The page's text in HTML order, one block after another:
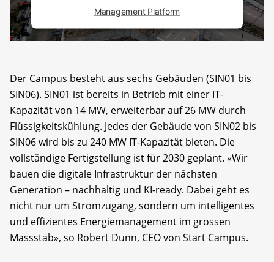
Management Platform
Der Campus besteht aus sechs Gebäuden (SIN01 bis
SIN06). SIN01 ist bereits in Betrieb mit einer IT-
Kapazität von 14 MW, erweiterbar auf 26 MW durch
Flüssigkeitskühlung. Jedes der Gebäude von SIN02 bis
SIN06 wird bis zu 240 MW IT-Kapazität bieten. Die
vollständige Fertigstellung ist für 2030 geplant. «Wir
bauen die digitale Infrastruktur der nächsten
Generation – nachhaltig und KI-ready. Dabei geht es
nicht nur um Stromzugang, sondern um intelligentes
und effizientes Energiemanagement im grossen
Massstab», so Robert Dunn, CEO von Start Campus.